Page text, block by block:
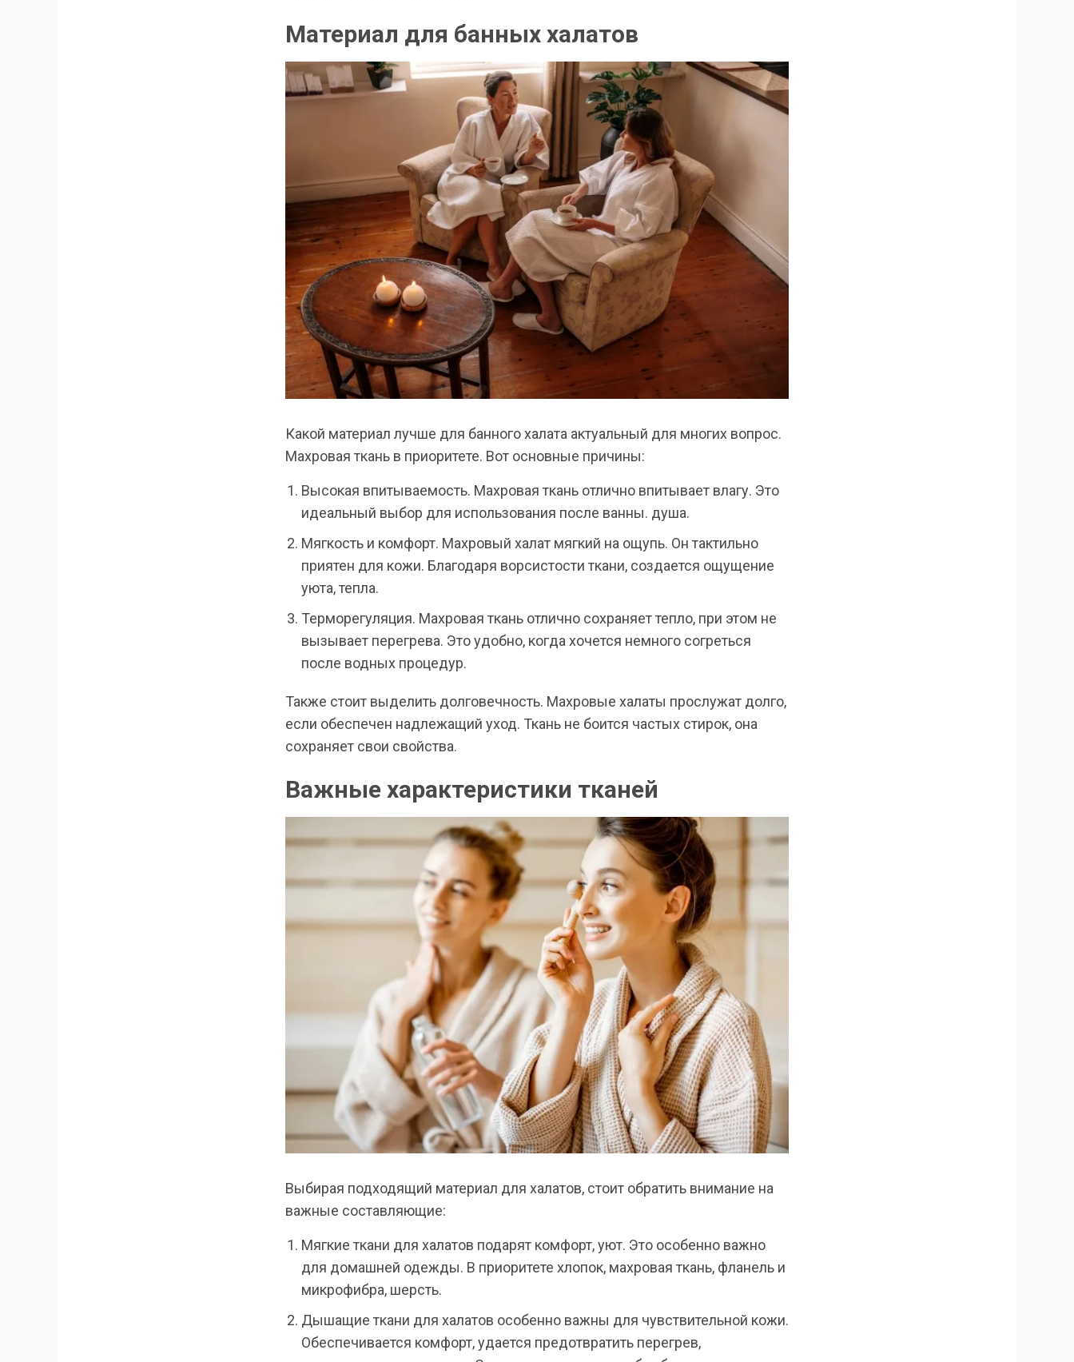
Материал для банных халатов
Какой материал лучше для банного халата актуальный для многих вопрос.
Махровая ткань в приоритете. Вот основные причины:
Высокая впитываемость. Махровая ткань отлично впитывает влагу. Это
идеальный выбор для использования после ванны. душа.
Мягкость и комфорт. Махровый халат мягкий на ощупь. Он тактильно
приятен для кожи. Благодаря ворсистости ткани, создается ощущение
уюта, тепла.
Терморегуляция. Махровая ткань отлично сохраняет тепло, при этом не
вызывает перегрева. Это удобно, когда хочется немного согреться
после водных процедур.
Также стоит выделить долговечность. Махровые халаты прослужат долго,
если обеспечен надлежащий уход. Ткань не боится частых стирок, она
сохраняет свои свойства.
Важные характеристики тканей
Выбирая подходящий материал для халатов, стоит обратить внимание на
важные составляющие:
Мягкие ткани для халатов подарят комфорт, уют. Это особенно важно
для домашней одежды. В приоритете хлопок, махровая ткань, фланель и
микрофибра, шерсть.
Дышащие ткани для халатов особенно важны для чувствительной кожи.
Обеспечивается комфорт, удается предотвратить перегрев,